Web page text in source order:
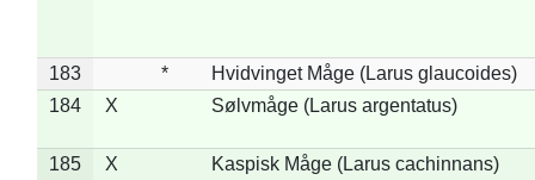
183 *
Hvidvinget Måge (Larus glaucoides)
184
X Sølvmåge (Larus argentatus)
185 X Kaspisk Måge (Larus cachinnans)